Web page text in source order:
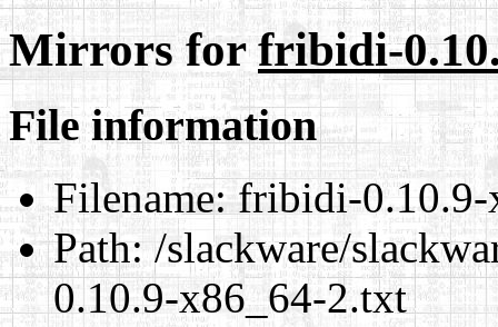
Mirrors forfribidi-
File information
Filename:fribidi-0.10.9-
Path:/slackware/
0.10.9-x86_64-2.txt